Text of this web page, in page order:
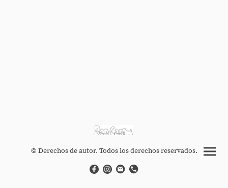
© Derechos de autor. Todos los derechos reservados.